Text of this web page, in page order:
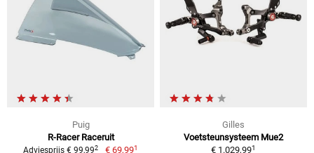
Puig
R-Racer Raceruit
Adviesprijs € 99,992 € 69,991
Gilles
Voetsteunsysteem Mue2
€ 1.029,991